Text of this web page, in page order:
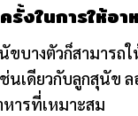
รั้งในการให้อา
ขบางตัวก็สามารถ
ช่นเดียวกับลูกสุนัข
หารที่เหมาะสม